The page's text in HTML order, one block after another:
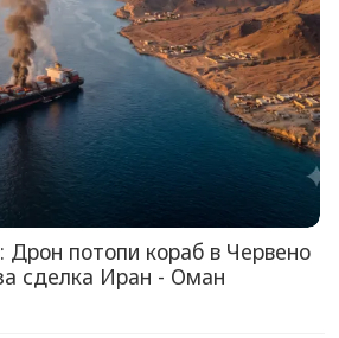
Дрон потопи кораб в Червено
сделка Иран - Оман